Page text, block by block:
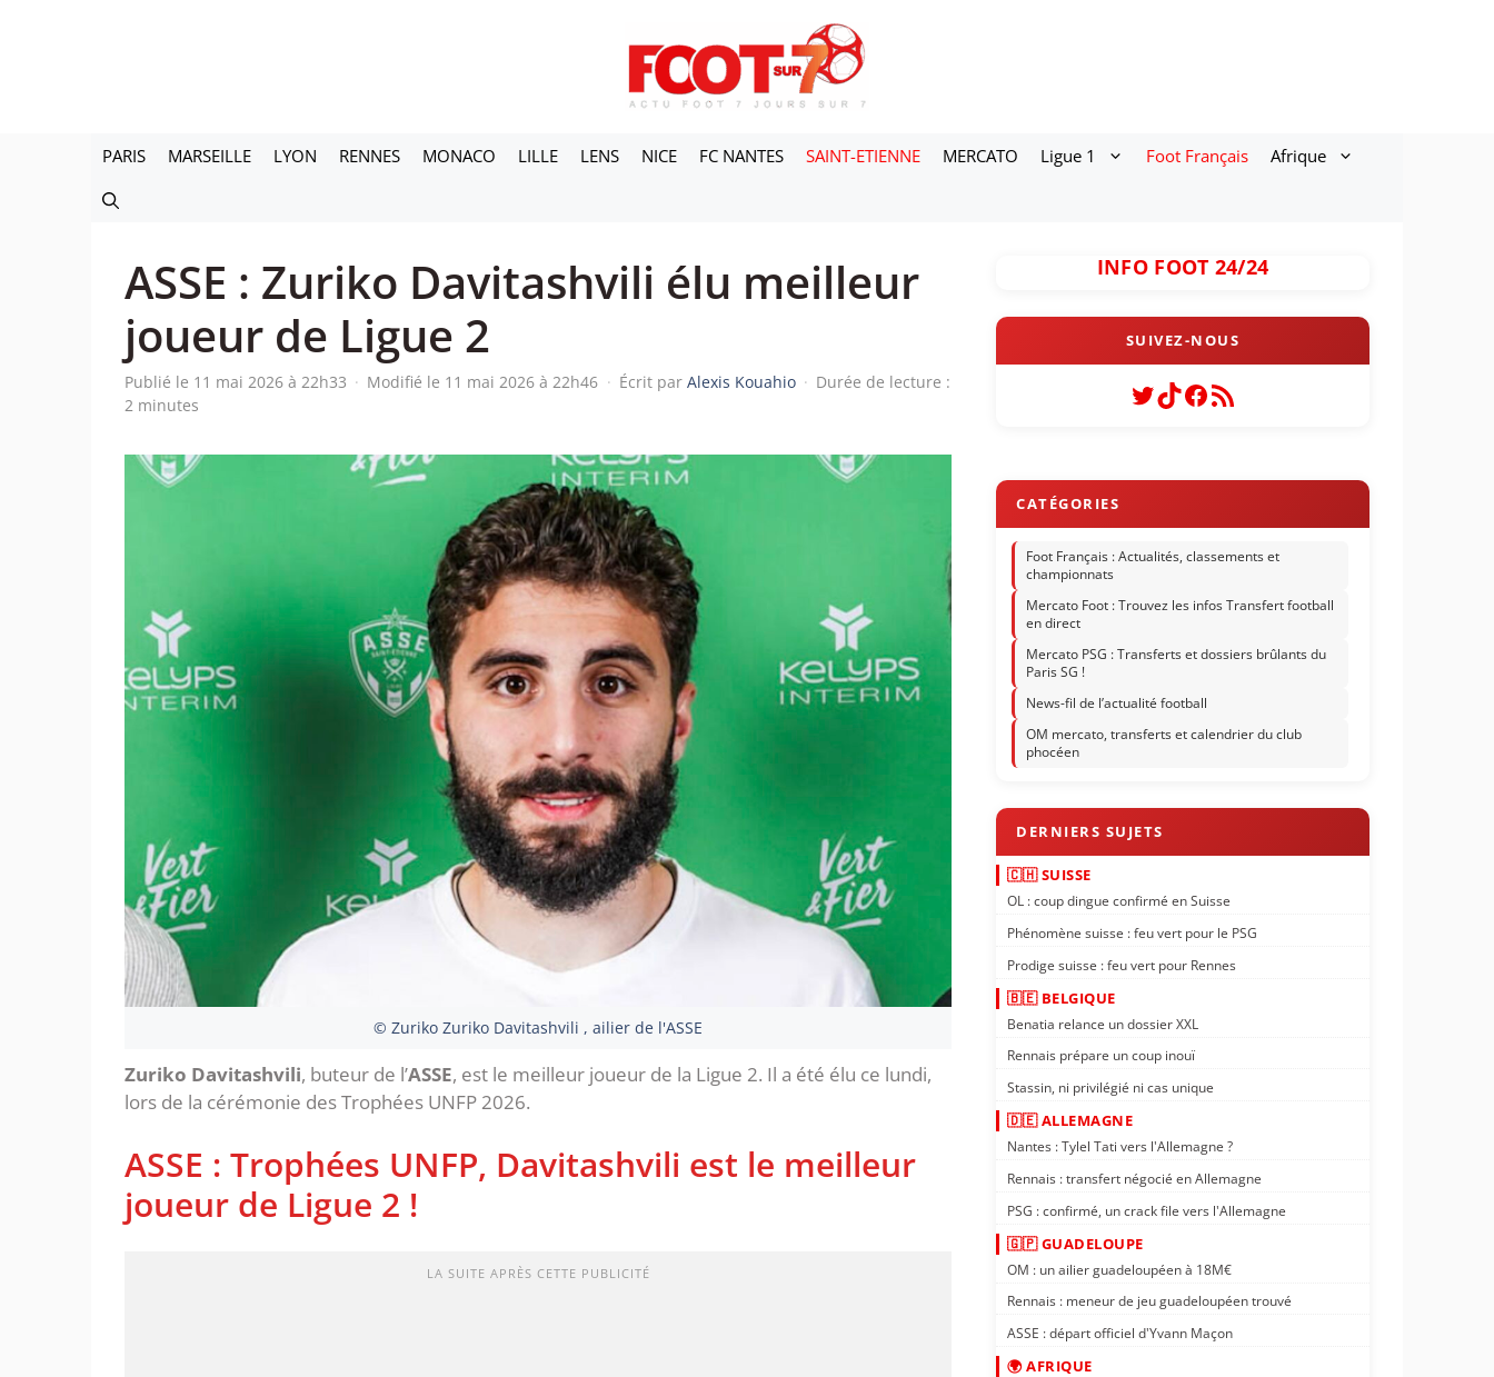
PARIS MARSEILLE LYON RENNES MONACO LILLE LENS NICE FC NANTES SAINT-ETIENNE MERCATO Ligue 1 Foot Français Afrique
ASSE : Zuriko Davitashvili élu meilleur
joueur de Ligue 2
Publié le 11 mai 2026 à 22h33 · Modifié le 11 mai 2026 à 22h46 · Écrit par Alexis Kouahio · Durée de lecture :
2 minutes
© Zuriko Zuriko Davitashvili , ailier de l'ASSE
Zuriko Davitashvili, buteur de l’ASSE, est le meilleur joueur de la Ligue 2. Il a été élu ce lundi,
lors de la cérémonie des Trophées UNFP 2026.
ASSE : Trophées UNFP, Davitashvili est le meilleur
joueur de Ligue 2 !
LA SUITE APRÈS CETTE PUBLICITÉ
INFO FOOT 24/24
Twitter
TikTok
Facebook
Flux RSS
Foot Français : Actualités, classements et
championnats
Mercato Foot : Trouvez les infos Transfert football
en direct
Mercato PSG : Transferts et dossiers brûlants du
Paris SG !
News-fil de l’actualité football
OM mercato, transferts et calendrier du club
phocéen
🇨🇭 SUISSE
OL : coup dingue confirmé en Suisse
Phénomène suisse : feu vert pour le PSG
Prodige suisse : feu vert pour Rennes
🇧🇪 BELGIQUE
Benatia relance un dossier XXL
Rennais prépare un coup inouï
Stassin, ni privilégié ni cas unique
🇩🇪 ALLEMAGNE
Nantes : Tylel Tati vers l'Allemagne ?
Rennais : transfert négocié en Allemagne
PSG : confirmé, un crack file vers l'Allemagne
🇬🇵 GUADELOUPE
OM : un ailier guadeloupéen à 18M€
Rennais : meneur de jeu guadeloupéen trouvé
ASSE : départ officiel d'Yvann Maçon
🌍 AFRIQUE